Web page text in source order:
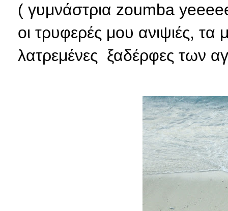
( γυμνάστρια zoumba
οι τρυφερές μου ανιψιές, τα
λατρεμένες ξαδέρφες των